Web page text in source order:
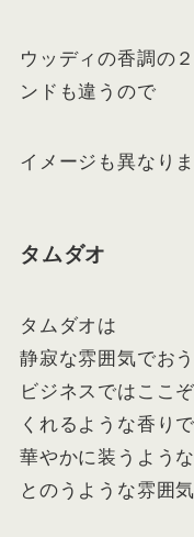
ウッディの香調の
ンドも違うので
イメージも異なりま
タムダオ
タムダオは
静寂な雰囲気でお
ビジネスではここ
くれるような香りで
華やかに装うよう
とのうような雰囲気